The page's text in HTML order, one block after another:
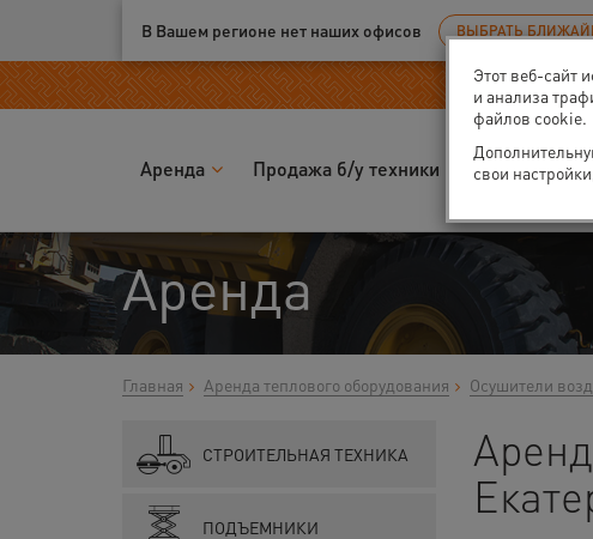
Ваш город:Екатеринбург
В Вашем регионе нет наших офисов ВЫБРАТЬ
Аренда Продажа б/у техники Запчасти
Аренда
Главная Аренда теплового оборудования Осушители
СТРОИТЕЛЬНАЯ ТЕХНИКА
ПОДЪЕМНИКИ
Этот веб-сайт
и анализа
файлов cookie.
свои